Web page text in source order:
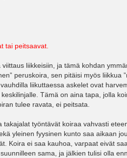
tai peitsaavat.
liikkeisiin, ja tämä kohdan
peruskoira, sen pitäisi myös liikkua
liikuttaessa askelet ovat
Tämä on aina tapa, jolla
tulee ravata, ei peitsata.
takajalat työntävät koiraa vahvasti
yleinen fyysinen kunto saa aikaan
Koira ei saa kauhoa, varpaat eivät
sama, ja jälkien tulisi olla